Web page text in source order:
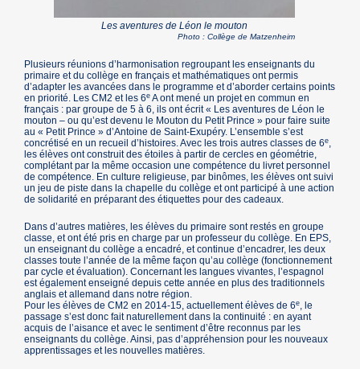
Les aventures de Léon le mouton
Photo : Collège de Matzenheim
Plusieurs réunions d’harmonisation regroupant les enseignants du
primaire et du collège en français et mathématiques ont permis
d’adapter les avancées dans le programme et d’aborder certains points
en priorité. Les CM2 et les 6e A ont mené un projet en commun en
français : par groupe de 5 à 6, ils ont écrit « Les aventures de Léon le
mouton – ou qu’est devenu le Mouton du Petit Prince » pour faire suite
au « Petit Prince » d’Antoine de Saint-Exupéry. L’ensemble s’est
concrétisé en un recueil d’histoires. Avec les trois autres classes de 6e,
les élèves ont construit des étoiles à partir de cercles en géométrie,
complétant par la même occasion une compétence du livret personnel
de compétence. En culture religieuse, par binômes, les élèves ont suivi
un jeu de piste dans la chapelle du collège et ont participé à une action
de solidarité en préparant des étiquettes pour des cadeaux.
Dans d’autres matières, les élèves du primaire sont restés en groupe
classe, et ont été pris en charge par un professeur du collège. En EPS,
un enseignant du collège a encadré, et continue d’encadrer, les deux
classes toute l’année de la même façon qu’au collège (fonctionnement
par cycle et évaluation). Concernant les langues vivantes, l’espagnol
est également enseigné depuis cette année en plus des traditionnels
anglais et allemand dans notre région.
Pour les élèves de CM2 en 2014-15, actuellement élèves de 6e, le
passage s’est donc fait naturellement dans la continuité : en ayant
acquis de l’aisance et avec le sentiment d’être reconnus par les
enseignants du collège. Ainsi, pas d’appréhension pour les nouveaux
apprentissages et les nouvelles matières.